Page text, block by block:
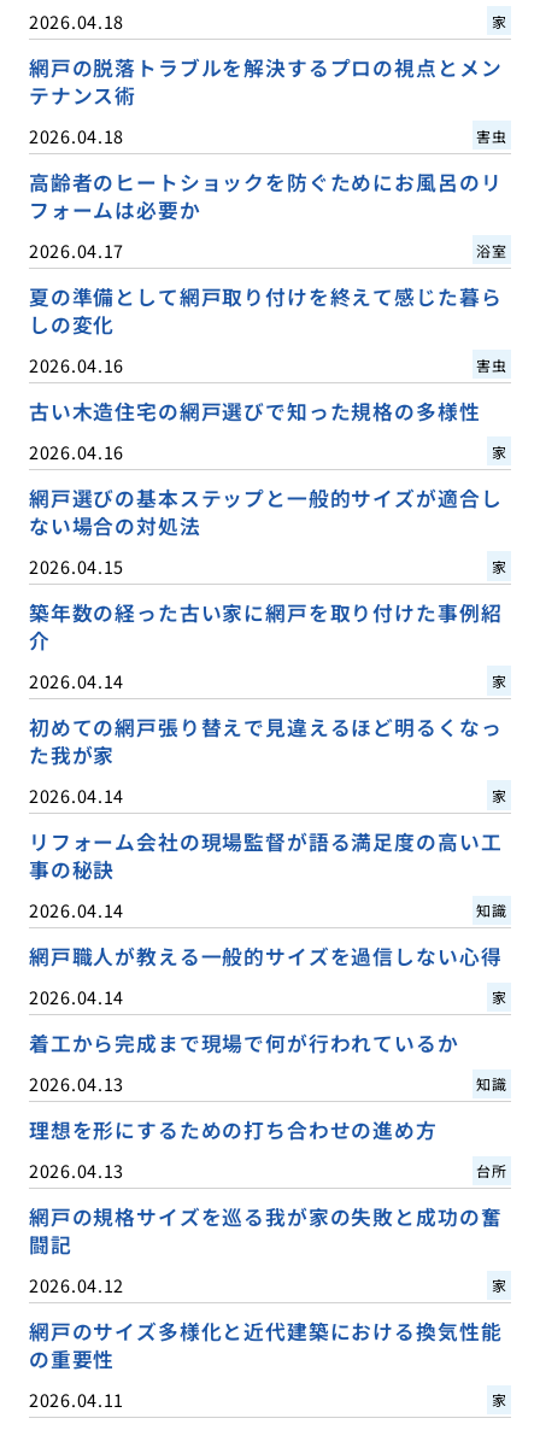
2026.04.18 家
網戸の脱落トラブルを解決するプロの視点とメン
テナンス術
2026.04.18 害虫
高齢者のヒートショックを防ぐためにお風呂のリ
フォームは必要か
2026.04.17 浴室
夏の準備として網戸取り付けを終えて感じた暮ら
しの変化
2026.04.16 害虫
古い木造住宅の網戸選びで知った規格の多様性
2026.04.16 家
網戸選びの基本ステップと一般的サイズが適合し
ない場合の対処法
2026.04.15 家
築年数の経った古い家に網戸を取り付けた事例紹
介
2026.04.14 家
初めての網戸張り替えで見違えるほど明るくなっ
た我が家
2026.04.14 家
リフォーム会社の現場監督が語る満足度の高い工
事の秘訣
2026.04.14 知識
網戸職人が教える一般的サイズを過信しない心得
2026.04.14 家
着工から完成まで現場で何が行われているか
2026.04.13 知識
理想を形にするための打ち合わせの進め方
2026.04.13 台所
網戸の規格サイズを巡る我が家の失敗と成功の奮
闘記
2026.04.12 家
網戸のサイズ多様化と近代建築における換気性能
の重要性
2026.04.11 家